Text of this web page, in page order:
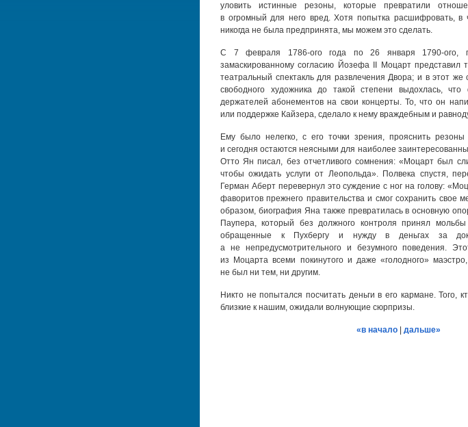
уловить истинные резоны, которые превратили
в огромный для него вред. Хотя попытка расшифровать, в
никогда не была предпринята, мы можем это сделать.
С 7 февраля 1786-огогода по 26 января 1790-ого,
замаскированному согласию Йозефа II Моцарт
театральный спектакль для развлечения Двора; и в этот
свободного художника до такой степени выдохлась,
держателей абонементов на свои концерты. То, что он
или поддержке Кайзера, сделало к нему враждебным и
Ему было нелегко, с его точки зрения, прояснить
и сегодня остаются неясными для наиболее
Отто Ян писал, без отчетливого сомнения: «Моцарт был
чтобы ожидать услуги от Леопольда». Полвека спустя,
Герман Аберт перевернул это суждение с ног на голову:
фаворитов прежнего правительства и смог сохранить свое
образом, биография Яна также превратилась в основную
Паупера, который без должного контроля принял
обращенные к Пухбергу и нужду в деньгах за
а не непредусмотрительного и безумного поведения.
из Моцарта всеми покинутого и даже «голодного»
не был ни тем, ни другим.
Никто не попытался посчитать деньги в его кармане. Того,
близкие к нашим, ожидали волнующие сюрпризы.
«в начало| дальше»